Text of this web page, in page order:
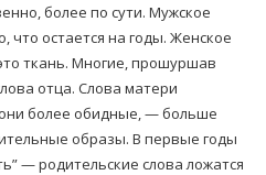
более по сути. Мужское
что остается на годы. Женское
ткань. Многие, прошуршав
отца. Слова матери
более обидные, — больше
образы. В первые годы
— родительские слова ложатся